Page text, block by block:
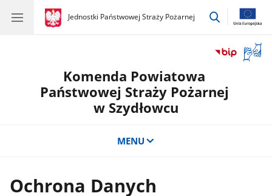
gov.pl
Jednostki Państwowej Straży Pożarnej
gov.pl
Jednostki
przejdź
okno
Komenda Powiatowa
Państwowej Straży Pożarnej
w Szydłowcu
MENU
Ochrona Danych